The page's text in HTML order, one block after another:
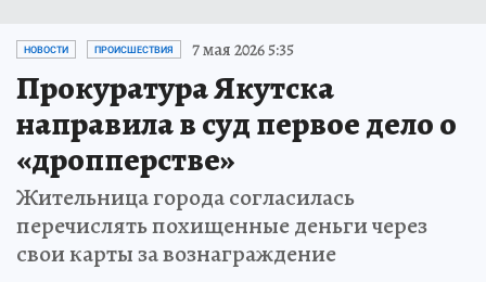
НОВОСТИ ПРОИСШЕСТВИЯ 7 мая 2026 5:35
Прокуратура Якутска
направила в суд первое дело о
«дропперстве»
Жительница города согласилась
перечислять похищенные деньги через